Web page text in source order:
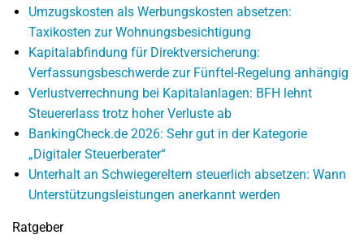
Umzugskosten als Werbungskosten absetzen:
Taxikosten zur Wohnungsbesichtigung
Kapitalabfindung für Direktversicherung:
Verfassungsbeschwerde zur Fünftel-Regelung anhängig
Verlustverrechnung bei Kapitalanlagen: BFH lehnt
Steuererlass trotz hoher Verluste ab
BankingCheck.de 2026: Sehr gut in der Kategorie
„Digitaler Steuerberater“
Unterhalt an Schwiegereltern steuerlich absetzen: Wann
Unterstützungsleistungen anerkannt werden
Ratgeber